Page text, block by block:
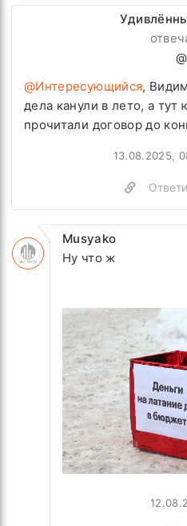
@Интересующийся,
дела канули в лето, а тут
прочитали договор до
13.08.2025,
Musyako
Ну что ж